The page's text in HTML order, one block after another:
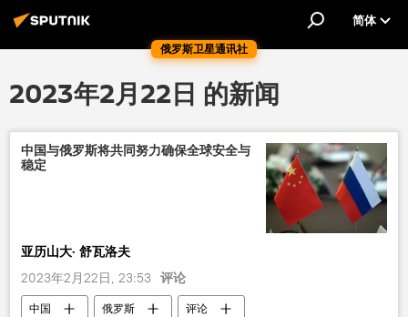
俄罗斯卫星通讯社
简体
2023年2月22日 的新闻
中国与俄罗斯将共同努力确保全球安全与
稳定
亚历山大· 舒瓦洛夫
2023年2月22日, 23:53
评论
中国 俄罗斯
评论